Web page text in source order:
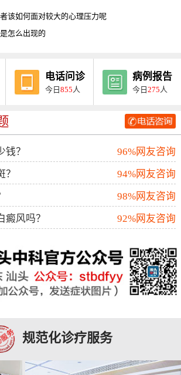
该如何面对较大的心理压力呢
怎么出现的
电话问诊
今日855 人
病例报告
今日275 人
？
96%网友咨询
94%网友咨询
98%网友咨询
癜风吗？
92%网友咨询
规范化诊疗服务